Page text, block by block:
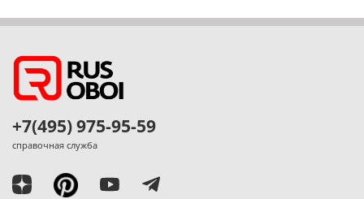
+7(495) 975-95-59
справочная служба